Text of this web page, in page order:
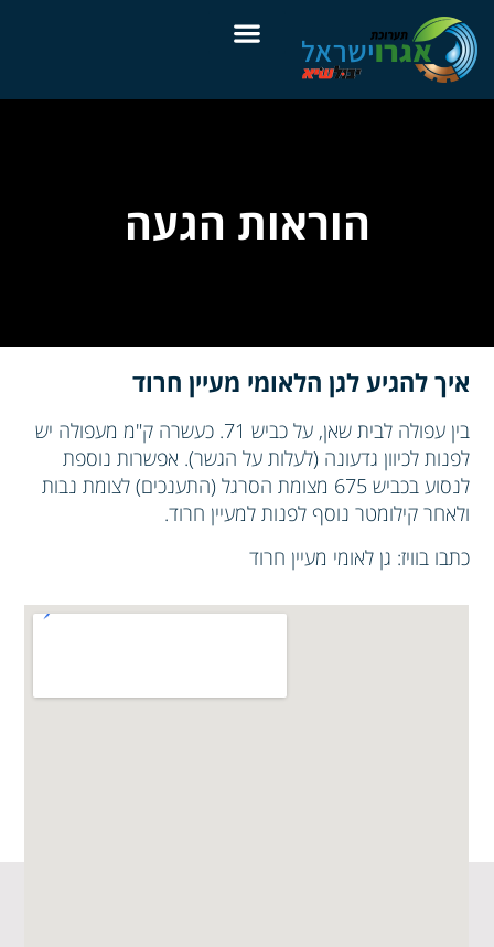
הוראות הגעה
איך להגיע לגן הלאומי מעיין חרוד
בין עפולה לבית שאן, על כביש 71. כעשרה ק"מ מעפולה יש
לפנות לכיוון גדעונה (לעלות על הגשר). אפשרות נוספת
לנסוע בכביש 675 מצומת הסרגל (התענכים) לצומת נבות
ולאחר קילומטר נוסף לפנות למעיין חרוד.
כתבו בוויז: גן לאומי מעיין חרוד